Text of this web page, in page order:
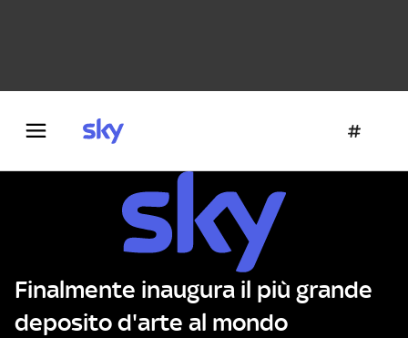
Finalmente inaugura il più grande
deposito d'arte al mondo